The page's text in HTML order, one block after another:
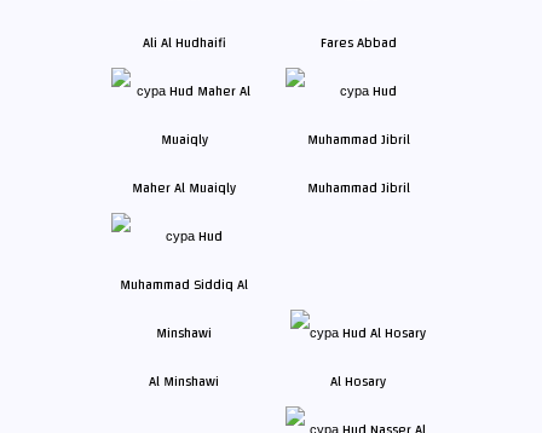
Ali Al Hudhaifi Fares Abbad
Maher Al Muaiqly Muhammad Jibril
Al Minshawi Al Hosary